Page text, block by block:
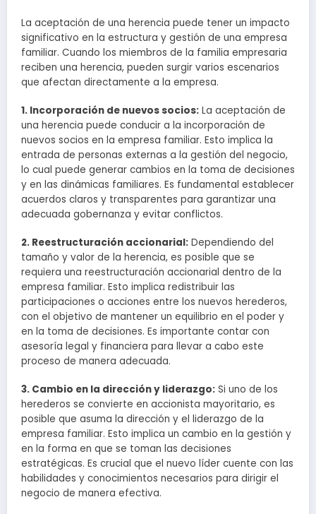
La aceptación de una herencia puede tener un impacto
significativo en la estructura y gestión de una empresa
familiar. Cuando los miembros de la familia empresaria
reciben una herencia, pueden surgir varios escenarios
que afectan directamente a la empresa.
1. Incorporación de nuevos socios: La aceptación de
una herencia puede conducir a la incorporación de
nuevos socios en la empresa familiar. Esto implica la
entrada de personas externas a la gestión del negocio,
lo cual puede generar cambios en la toma de decisiones
y en las dinámicas familiares. Es fundamental establecer
acuerdos claros y transparentes para garantizar una
adecuada gobernanza y evitar conflictos.
2. Reestructuración accionarial: Dependiendo del
tamaño y valor de la herencia, es posible que se
requiera una reestructuración accionarial dentro de la
empresa familiar. Esto implica redistribuir las
participaciones o acciones entre los nuevos herederos,
con el objetivo de mantener un equilibrio en el poder y
en la toma de decisiones. Es importante contar con
asesoría legal y financiera para llevar a cabo este
proceso de manera adecuada.
3. Cambio en la dirección y liderazgo: Si uno de los
herederos se convierte en accionista mayoritario, es
posible que asuma la dirección y el liderazgo de la
empresa familiar. Esto implica un cambio en la gestión y
en la forma en que se toman las decisiones
estratégicas. Es crucial que el nuevo líder cuente con las
habilidades y conocimientos necesarios para dirigir el
negocio de manera efectiva.